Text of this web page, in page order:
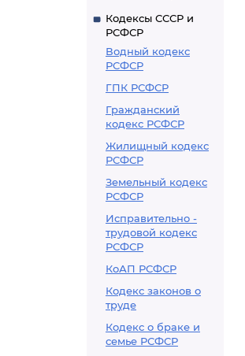
Кодексы СССР и
РСФСР
Водный кодекс
РСФСР
ГПК РСФСР
Гражданский
кодекс РСФСР
Жилищный кодекс
РСФСР
Земельный кодекс
РСФСР
Исправительно -
трудовой кодекс
РСФСР
КоАП РСФСР
Кодекс законов о
труде
Кодекс о браке и
семье РСФСР